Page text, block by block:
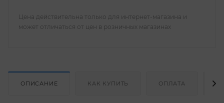
Цена действительна только для интернет-магазина и
может отличаться от цен в розничных магазинах
ОПИСАНИЕ КАК КУПИТЬ ОПЛАТА